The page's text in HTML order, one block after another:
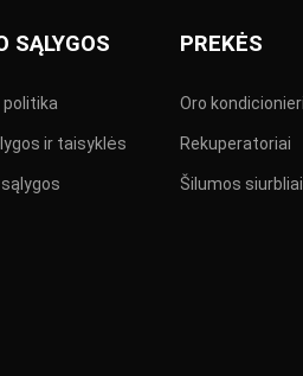
SĄLYGOS
politika
ir taisyklės
PREKĖS
Oro
Rekuperatoriai
Šilumos siurbliai